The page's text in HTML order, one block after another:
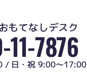
もてなしデスク
11-7876
/ 日・祝 9:00～17:00